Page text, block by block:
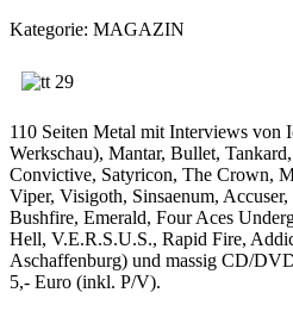
Kategorie: MAGAZIN
110 Seiten Metal mit Interviews von
Werkschau), Mantar, Bullet,
Convictive, Satyricon, The Crown,
Viper, Visigoth, Sinsaenum,
Bushfire, Emerald, Four Aces
Hell, V.E.R.S.U.S., Rapid Fire,
Aschaffenburg) und massig CD/
5,- Euro (inkl. P/V).